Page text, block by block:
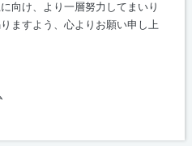
向け、より一層努力してまいり
ますよう、心よりお願い申し上